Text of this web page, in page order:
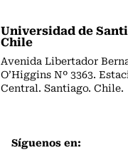
Universidad de
Chile
Avenida Libertador
O’Higgins Nº 3363.
Central. Santiago. Chile.
Síguenos en: